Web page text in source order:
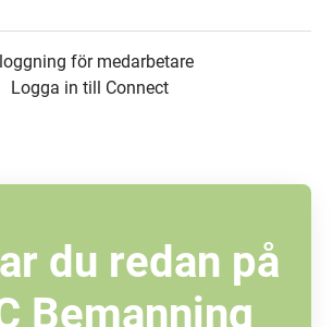
för medarbetare
Logga in till Connect
du redan på
Bemanning